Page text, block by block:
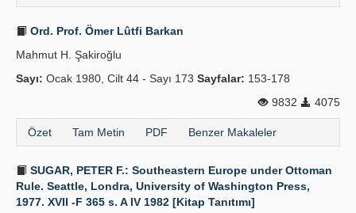
Ord. Prof. Ömer Lûtfi Barkan
Mahmut H. Şakiroğlu
Sayı: Ocak 1980, Cilt 44 - Sayı 173 Sayfalar: 153-178
9832
4075
Özet Tam Metin PDF Benzer Makaleler
SUGAR, PETER F.: Southeastern Europe under Ottoman
Rule. Seattle, Londra, University of Washington Press,
1977. XVII -F 365 s. A IV 1982 [Kitap Tanıtımı]